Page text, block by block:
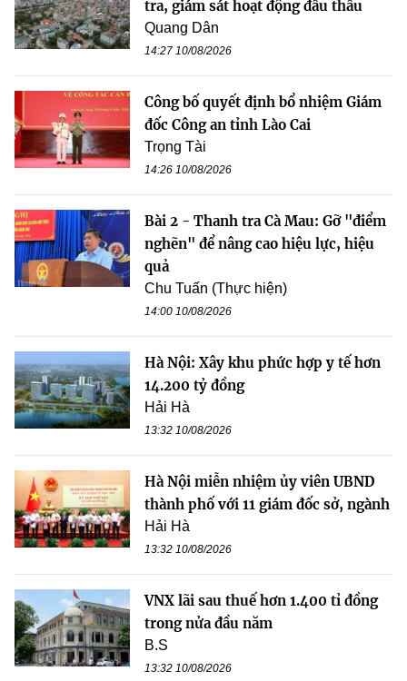
tra, giám sát hoạt động đấu thầu
Quang Dân
14:27 10/08/2026
Công bố quyết định bổ nhiệm Giám
đốc Công an tỉnh Lào Cai
Trọng Tài
14:26 10/08/2026
Bài 2 - Thanh tra Cà Mau: Gỡ "điểm
nghẽn" để nâng cao hiệu lực, hiệu
quả
Chu Tuấn (Thực hiện)
14:00 10/08/2026
Hà Nội: Xây khu phức hợp y tế hơn
14.200 tỷ đồng
Hải Hà
13:32 10/08/2026
Hà Nội miễn nhiệm ủy viên UBND
thành phố với 11 giám đốc sở, ngành
Hải Hà
13:32 10/08/2026
VNX lãi sau thuế hơn 1.400 tỉ đồng
trong nửa đầu năm
B.S
13:32 10/08/2026